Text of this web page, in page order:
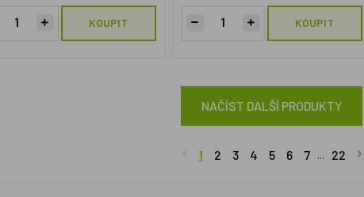
KOUPIT KOUPIT
NAČÍST DALŠÍ PRODUKTY
1 2 3 4 5 6 7 ... 22